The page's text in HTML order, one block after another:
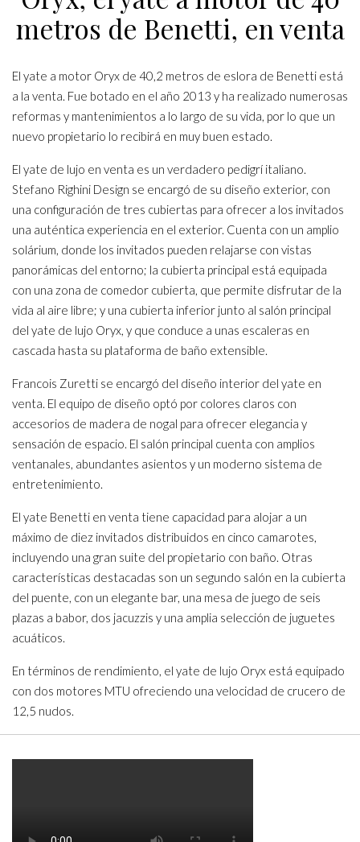
metros de Benetti, en venta
El yate a motor Oryx de 40,2 metros de eslora de Benetti está
a la venta. Fue botado en el año 2013 y ha realizado numerosas
reformas y mantenimientos a lo largo de su vida, por lo que un
nuevo propietario lo recibirá en muy buen estado.
El yate de lujo en venta es un verdadero pedigrí italiano.
Stefano Righini Design se encargó de su diseño exterior, con
una configuración de tres cubiertas para ofrecer a los invitados
una auténtica experiencia en el exterior. Cuenta con un amplio
solárium, donde los invitados pueden relajarse con vistas
panorámicas del entorno; la cubierta principal está equipada
con una zona de comedor cubierta, que permite disfrutar de la
vida al aire libre; y una cubierta inferior junto al salón principal
del yate de lujo Oryx, y que conduce a unas escaleras en
cascada hasta su plataforma de baño extensible.
Francois Zuretti se encargó del diseño interior del yate en
venta. El equipo de diseño optó por colores claros con
accesorios de madera de nogal para ofrecer elegancia y
sensación de espacio. El salón principal cuenta con amplios
ventanales, abundantes asientos y un moderno sistema de
entretenimiento.
El yate Benetti en venta tiene capacidad para alojar a un
máximo de diez invitados distribuidos en cinco camarotes,
incluyendo una gran suite del propietario con baño. Otras
características destacadas son un segundo salón en la cubierta
del puente, con un elegante bar, una mesa de juego de seis
plazas a babor, dos jacuzzis y una amplia selección de juguetes
acuáticos.
En términos de rendimiento, el yate de lujo Oryx está equipado
con dos motores MTU ofreciendo una velocidad de crucero de
12,5 nudos.